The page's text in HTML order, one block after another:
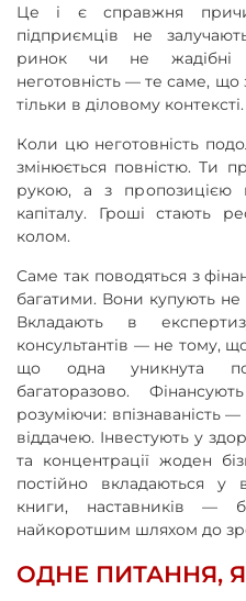
Це і є справжня
підприємців не
ринок чи не жадібні
неготовність — те саме,
тільки в діловому контексті.
Коли цю неготовність
змінюється повністю. Ти
рукою, а з пропозицією
капіталу. Гроші стають
колом.
Саме так поводяться з
багатими. Вони купують не
Вкладають в
консультантів — не тому,
що одна уникнута
багаторазово.
розуміючи: впізнаваність
віддачею. Інвестують у
та концентрації жоден
постійно вкладаються у
книги, наставників —
найкоротшим шляхом до
ОДНЕ ПИТАННЯ,